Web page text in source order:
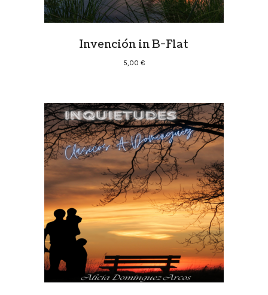
Invención in B-Flat
5,00 €